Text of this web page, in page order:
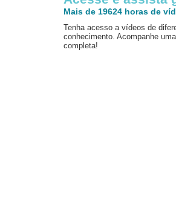
Mais de 19624 horas de
Tenha acesso a vídeos de
conhecimento. Acompanhe
completa!